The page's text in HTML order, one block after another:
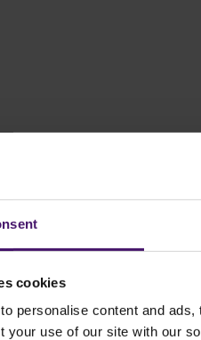
cookies
personalise content and
your use of our site with our
de achterzijde van het
kunt je melden bij de slagboom